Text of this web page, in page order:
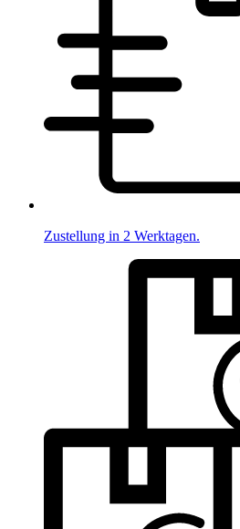
Zustellung in 2 Werktagen.